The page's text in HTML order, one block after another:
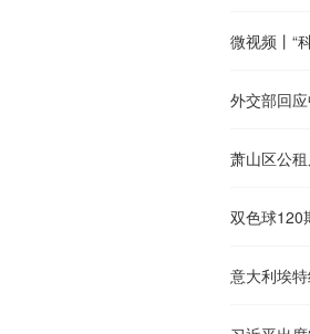
微视频丨“
外交部回
萧山区公
双色球120
意大利埃